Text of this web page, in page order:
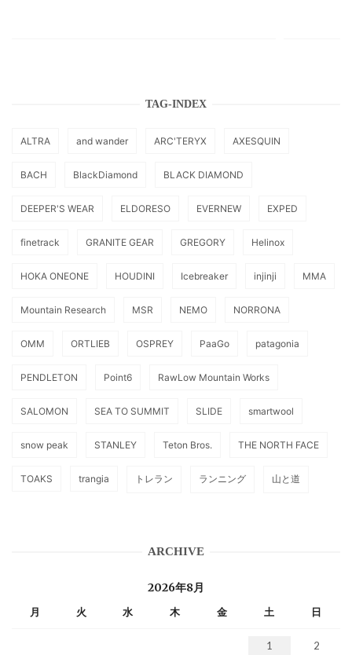
TAG-INDEX
ALTRA and wander ARC'TERYX AXESQUIN
BACH BlackDiamond BLACK DIAMOND
DEEPER'S WEAR ELDORESO EVERNEW EXPED
finetrack GRANITE GEAR GREGORY Helinox
HOKA ONEONE HOUDINI Icebreaker injinji MMA
Mountain Research MSR NEMO NORRONA
OMM ORTLIEB OSPREY PaaGo patagonia
PENDLETON Point6 RawLow Mountain Works
SALOMON SEA TO SUMMIT SLIDE smartwool
snow peak STANLEY Teton Bros. THE NORTH FACE
TOAKS trangia トレラン ランニング 山と道
ARCHIVE
2026年8月
月 火 水 木 金 土 日
1 2